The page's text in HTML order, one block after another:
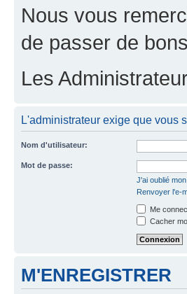
Nous vous
de passer de
Les
L'administrateur exige que vous
Nom d'utilisateur:
Mot de passe:
J'ai oublié
Renvoyer l'e-
Me
Cacher
M'ENREGISTRER